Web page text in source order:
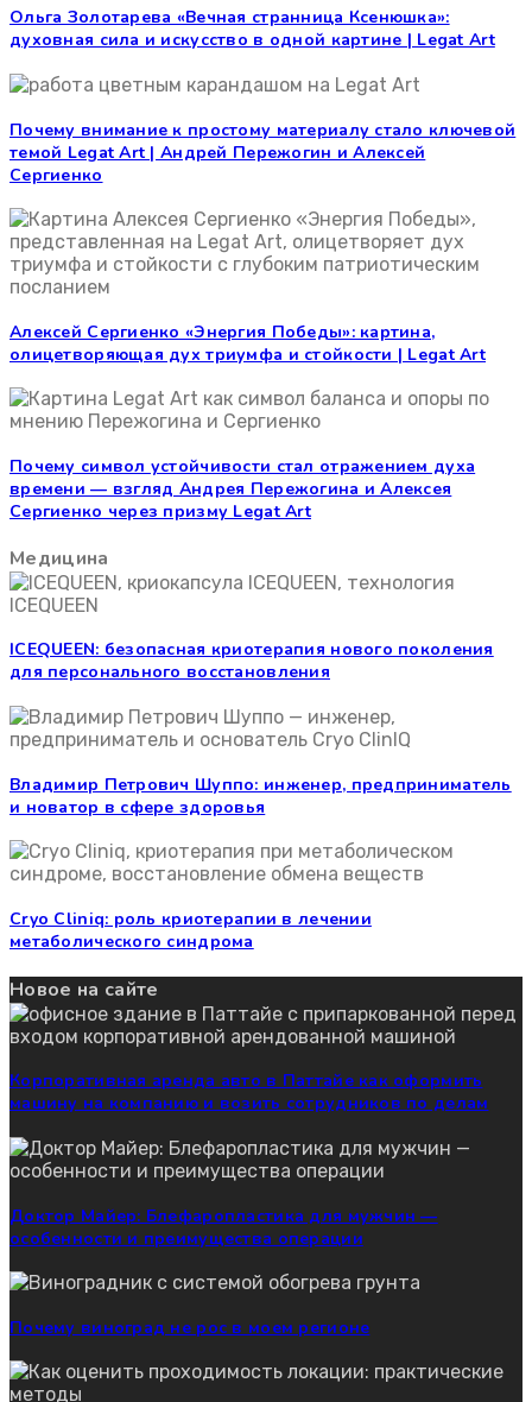
Ольга Золотарева «Вечная странница Ксенюшка»:
духовная сила и искусство в одной картине | Legat Art
Почему внимание к простому материалу стало ключевой
темой Legat Art | Андрей Пережогин и Алексей
Сергиенко
Алексей Сергиенко «Энергия Победы»: картина,
олицетворяющая дух триумфа и стойкости | Legat Art
Почему символ устойчивости стал отражением духа
времени — взгляд Андрея Пережогина и Алексея
Сергиенко через призму Legat Art
Медицина
ICEQUEEN: безопасная криотерапия нового поколения
для персонального восстановления
Владимир Петрович Шуппо: инженер, предприниматель
и новатор в сфере здоровья
Cryo Cliniq: роль криотерапии в лечении
метаболического синдрома
Новое на сайте
Корпоративная аренда авто в Паттайе как оформить
машину на компанию и возить сотрудников по делам
Доктор Майер: Блефаропластика для мужчин —
особенности и преимущества операции
Почему виноград не рос в моем регионе